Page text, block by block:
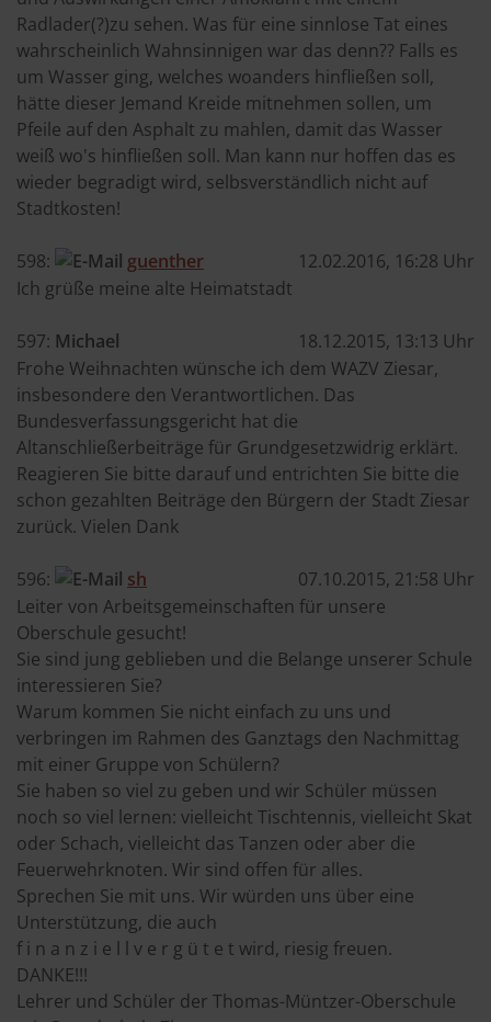
Radlader(?)zu sehen. Was für eine sinnlose Tat eines
wahrscheinlich Wahnsinnigen war das denn?? Falls es
um Wasser ging, welches woanders hinfließen soll,
hätte dieser Jemand Kreide mitnehmen sollen, um
Pfeile auf den Asphalt zu mahlen, damit das Wasser
weiß wo's hinfließen soll. Man kann nur hoffen das es
wieder begradigt wird, selbsverständlich nicht auf
Stadtkosten!
598: guenther
12.02.2016, 16:28 Uhr
Ich grüße meine alte Heimatstadt
597: Michael
18.12.2015, 13:13 Uhr
Frohe Weihnachten wünsche ich dem WAZV Ziesar,
insbesondere den Verantwortlichen. Das
Bundesverfassungsgericht hat die
Altanschließerbeiträge für Grundgesetzwidrig erklärt.
Reagieren Sie bitte darauf und entrichten Sie bitte die
schon gezahlten Beiträge den Bürgern der Stadt Ziesar
zurück. Vielen Dank
596: sh
07.10.2015, 21:58 Uhr
Leiter von Arbeitsgemeinschaften für unsere
Oberschule gesucht!
Sie sind jung geblieben und die Belange unserer Schule
interessieren Sie?
Warum kommen Sie nicht einfach zu uns und
verbringen im Rahmen des Ganztags den Nachmittag
mit einer Gruppe von Schülern?
Sie haben so viel zu geben und wir Schüler müssen
noch so viel lernen: vielleicht Tischtennis, vielleicht Skat
oder Schach, vielleicht das Tanzen oder aber die
Feuerwehrknoten. Wir sind offen für alles.
Sprechen Sie mit uns. Wir würden uns über eine
Unterstützung, die auch
f i n a n z i e l l v e r g ü t e t wird, riesig freuen.
DANKE!!!
Lehrer und Schüler der Thomas-Müntzer-Oberschule